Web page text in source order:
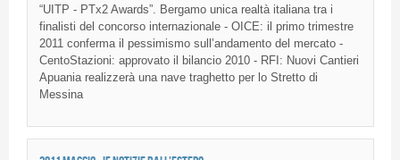
“UITP - PTx2 Awards”. Bergamo unica realtà italiana tra i
finalisti del concorso internazionale - OICE: il primo trimestre
2011 conferma il pessimismo sull’andamento del mercato -
CentoStazioni: approvato il bilancio 2010 - RFI: Nuovi Cantieri
Apuania realizzerà una nave traghetto per lo Stretto di
Messina